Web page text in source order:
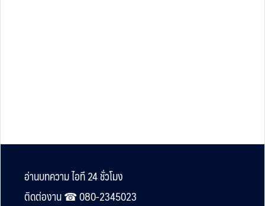
Footer
อ่านบทความ ไอที 24 ชั่วโมง
ติดต่องาน ☎︎ 080-2345023